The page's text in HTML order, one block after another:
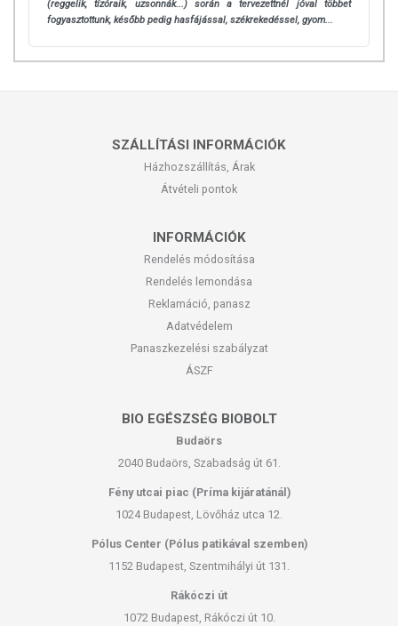
(reggelik, tízóraik, uzsonnák...) során a tervezettnél jóval többet
fogyasztottunk, később pedig hasfájással, székrekedéssel, gyom...
SZÁLLÍTÁSI INFORMÁCIÓK
Házhozszállítás, Árak
Átvételi pontok
INFORMÁCIÓK
Rendelés módosítása
Rendelés lemondása
Reklamáció, panasz
Adatvédelem
Panaszkezelési szabályzat
ÁSZF
BIO EGÉSZSÉG BIOBOLT
Budaörs
2040 Budaörs, Szabadság út 61.
Fény utcai piac (Príma kijáratánál)
1024 Budapest, Lövőház utca 12.
Pólus Center (Pólus patikával szemben)
1152 Budapest, Szentmihályi út 131.
Rákóczi út
1072 Budapest, Rákóczi út 10.